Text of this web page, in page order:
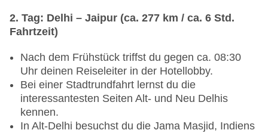
2. Tag: Delhi – Jaipur (ca. 277 km / ca. 6 Std.
Fahrtzeit)
Nach dem Frühstück triffst du gegen ca. 08:30
Uhr deinen Reiseleiter in der Hotellobby.
Bei einer Stadtrundfahrt lernst du die
interessantesten Seiten Alt- und Neu Delhis
kennen.
In Alt-Delhi besuchst du die Jama Masjid, Indiens